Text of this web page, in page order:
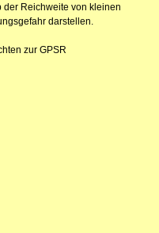
der Reichweite von kleinen
darstellen.
zur GPSR